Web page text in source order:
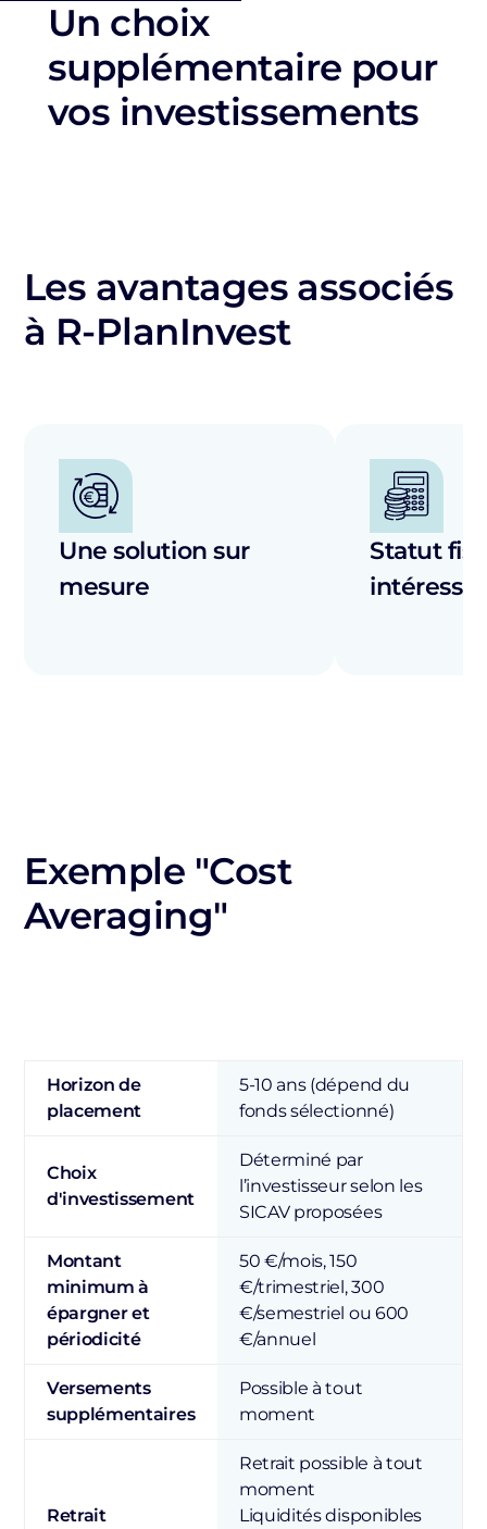
Un choix
supplémentaire pour
vos investissements
Les avantages associés
à R-PlanInvest
Une solution sur
mesure
Statut
Exemple "Cost
Averaging"
Horizon de
placement
5-10 ans (dépend du
fonds sélectionné)
Choix
d'investissement
Déterminé par
l’investisseur selon les
SICAV proposées
Montant
minimum à
épargner et
périodicité
50 €/mois, 150
€/trimestriel, 300
€/semestriel ou 600
€/annuel
Versements
supplémentaires
Possible à tout
moment
Retrait
Retrait possible à tout
moment
Liquidités disponibles